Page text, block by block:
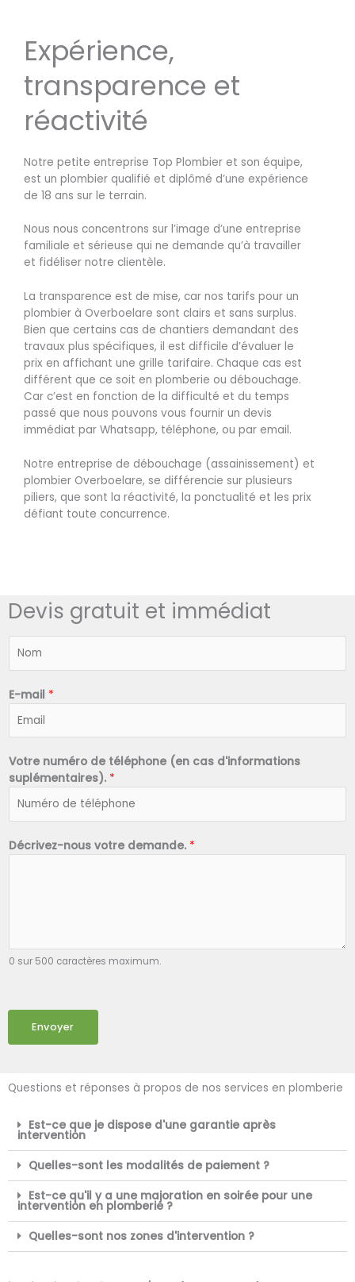
Expérience,
transparence et
réactivité
Notre petite entreprise Top Plombier et son équipe,
est un plombier qualifié et diplômé d’une expérience
de 18 ans sur le terrain.
Nous nous concentrons sur l’image d’une entreprise
familiale et sérieuse qui ne demande qu’à travailler
et fidéliser notre clientèle.
La transparence est de mise, car nos tarifs pour un
plombier à Overboelare sont clairs et sans surplus.
Bien que certains cas de chantiers demandant des
travaux plus spécifiques, il est difficile d’évaluer le
prix en affichant une grille tarifaire. Chaque cas est
différent que ce soit en plomberie ou débouchage.
Car c’est en fonction de la difficulté et du temps
passé que nous pouvons vous fournir un devis
immédiat par Whatsapp, téléphone, ou par email.
Notre entreprise de débouchage (assainissement) et
plombier Overboelare, se différencie sur plusieurs
piliers, que sont la réactivité, la ponctualité et les prix
défiant toute concurrence.
Devis gratuit et immédiat
*
E-mail *
Votre numéro de téléphone (en cas d'informations
suplémentaires). *
Décrivez-nous votre demande. *
0 sur 500 caractères maximum.
Envoyer
Questions et réponses à propos de nos services en plomberie
Est-ce que je dispose d'une garantie après
intervention
Quelles-sont les modalités de paiement ?
Est-ce qu'il y a une majoration en soirée pour une
intervention en plomberie ?
Quelles-sont nos zones d'intervention ?